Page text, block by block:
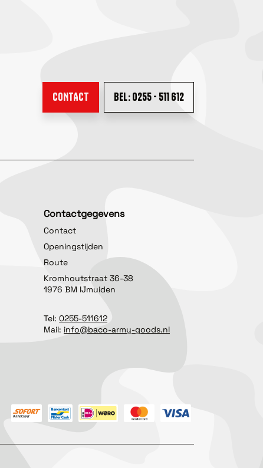
CONTACT BEL: 0255 - 511 612
Contactgegevens
Contact
Openingstijden
Route
Kromhoutstraat 36-38
1976 BM IJmuiden
Tel: 0255-511612
Mail: info@baco-army-goods.nl